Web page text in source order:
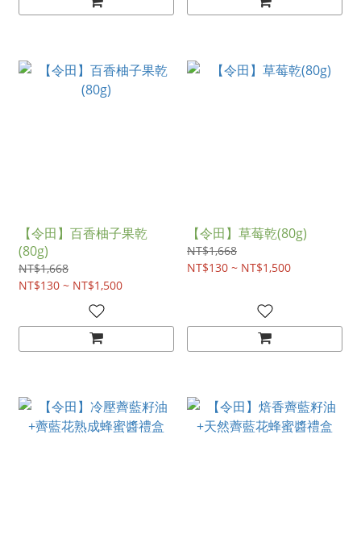
【令田】百香柚子果乾
(80g)
NT$1,668
NT$130 ~ NT$1,500
【令田】草莓乾(80g)
NT$1,668
NT$130 ~ NT$1,500